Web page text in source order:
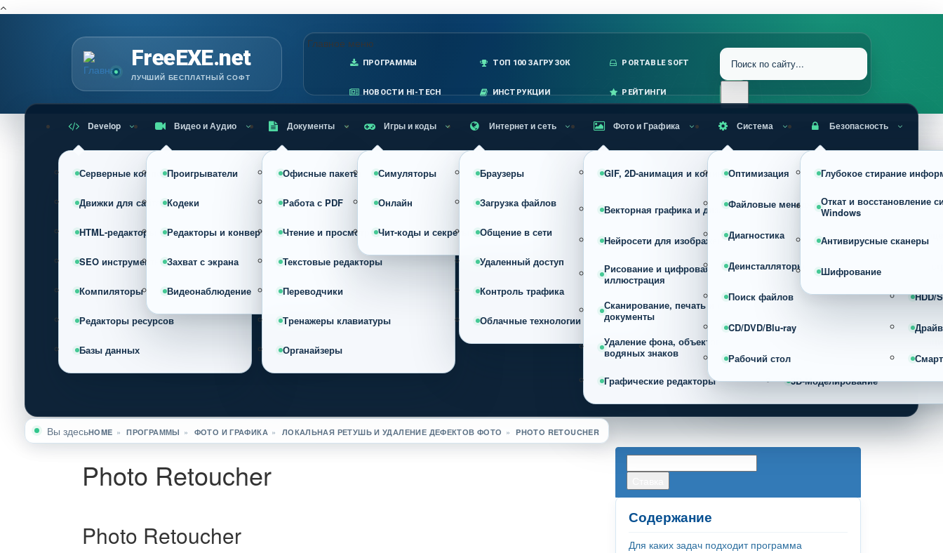
FreeEXE.net
ЛУЧШИЙ БЕСПЛАТНЫЙ СОФТ
Главное меню
ПРОГРАММЫ ТОП 100 ЗАГРУЗОК PORTABLE SOFT
НОВОСТИ HI-TECH ИНСТРУКЦИИ РЕЙТИНГИ
Develop
Серверные компоненты
Движки для сайта (CMS)
HTML-редакторы
SEO инструменты
Компиляторы
Редакторы ресурсов
Базы данных
Видео и Аудио
Проигрыватели
Кодеки
Редакторы и конвертеры
Захват с экрана
Видеонаблюдение
Документы
Офисные пакеты
Работа с PDF
Чтение и просмотр
Текстовые редакторы
Переводчики
Тренажеры клавиатуры
Органайзеры
Игры и коды
Симуляторы
Онлайн
Чит-коды и секреты
Интернет и сеть
Браузеры
Загрузка файлов
Общение в сети
Удаленный доступ
Контроль трафика
Облачные технологии
Фото и Графика
GIF, 2D-анимация и комиксы
RAW, HDR и профессиональная
обработка фото
Векторная графика и дизайн Конвертеры изображений
Нейросети для изображений Просмотрщики
Рисование и цифровая
иллюстрация
Сжатие, оптимизация и
размера изображений
Сканирование, печать и фото на
документы
Удаление фона, объектов и
водяных знаков
Графические редакторы 3D-Моделирование
Система
Оптимизация
Файловые менеджеры
Диагностика
Деинсталляторы
Поиск файлов HDD/
CD/DVD/Blu-ray
Рабочий стол
Безопасность
Глубокое стирание
Откат и восстановление
Windows
Антивирусные сканеры
Шифрование
Вы здесьHOME » ПРОГРАММЫ » ФОТО И ГРАФИКА » ЛОКАЛЬНАЯ РЕТУШЬ И УДАЛЕНИЕ ДЕФЕКТОВ ФОТО » PHOTO RETOUCHER
Photo Retoucher
Photo Retoucher
Содержание
Для каких задач подходит программа